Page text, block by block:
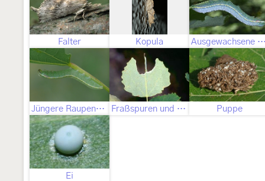
Falter Kopula Ausgewachsene
Jüngere Raupenstadien Fraßspuren und Befallsbild Puppe
Ei